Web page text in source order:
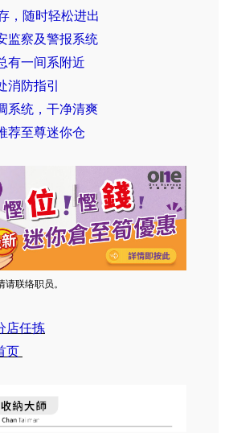
，随时轻松进出
监察及警报系统
有一间系附近
消防指引
系统，干净清爽
荐至尊迷你仓
联络职员。
店任拣
页